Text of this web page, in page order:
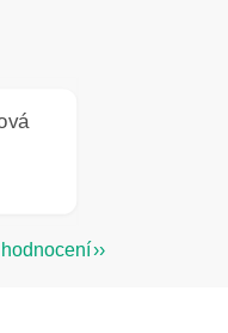
je 5 z 5 hvězdiček.